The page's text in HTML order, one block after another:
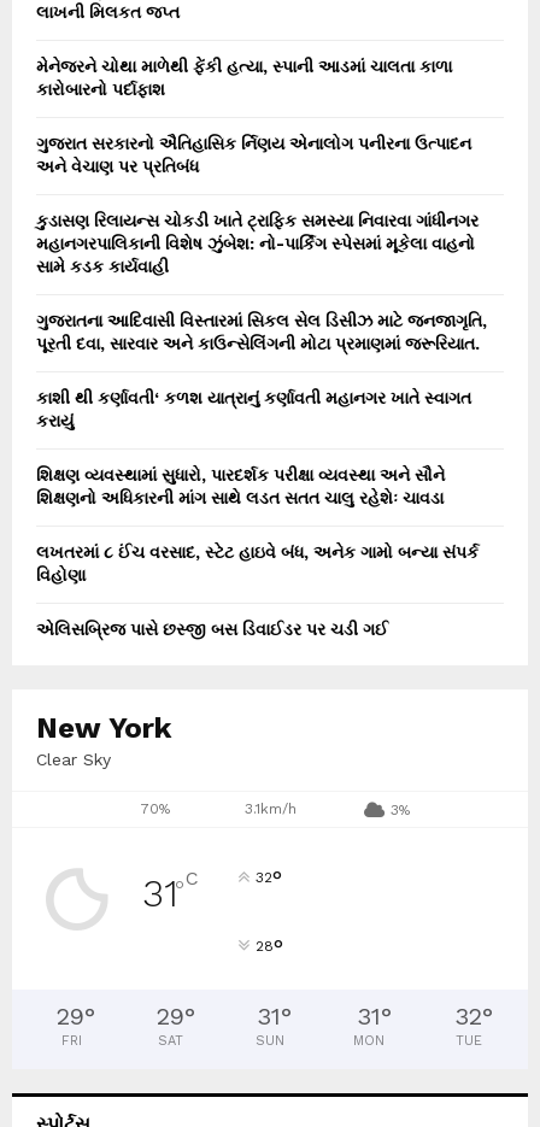
r
લાખની મિલકત જપ્ત
મેનેજરને ચોથા માળેથી ફેંકી હત્યા, સ્પાની આડમાં ચાલતા કાળા
કારોબારનો પર્દાફાશ
ગુજરાત સરકારનો ઐતિહાસિક ર્નિણય એનાલોગ પનીરના ઉત્પાદન
અને વેચાણ પર પ્રતિબંધ
કુડાસણ રિલાયન્સ ચોકડી ખાતે ટ્રાફિક સમસ્યા નિવારવા ગાંધીનગર
મહાનગરપાલિકાની વિશેષ ઝુંબેશ: નો-પાર્કિંગ સ્પેસમાં મૂકેલા વાહનો
સામે કડક કાર્યવાહી
ગુજરાતના આદિવાસી વિસ્તારમાં સિકલ સેલ ડિસીઝ માટે જનજાગૃતિ,
પૂરતી દવા, સારવાર અને કાઉન્સેલિંગની મોટા પ્રમાણમાં જરૂરિયાત.
કાશી થી કર્ણાવતી‘ કળશ યાત્રાનું કર્ણાવતી મહાનગર ખાતે સ્વાગત
કરાયું
શિક્ષણ વ્યવસ્થામાં સુધારો, પારદર્શક પરીક્ષા વ્યવસ્થા અને સૌને
શિક્ષણનો અધિકારની માંગ સાથે લડત સતત ચાલુ રહેશેઃ ચાવડા
લખતરમાં ૮ ઈંચ વરસાદ, સ્ટેટ હાઇવે બંધ, અનેક ગામો બન્યા સંપર્ક
વિહોણા
એલિસબ્રિજ પાસે છસ્જી બસ ડિવાઈડર પર ચડી ગઈ
New York
Clear Sky
70% 3.1km/h 3%
31°C 32°
28°
29°
FRI
29°
SAT
31°
SUN
31°
MON
32°
TUE